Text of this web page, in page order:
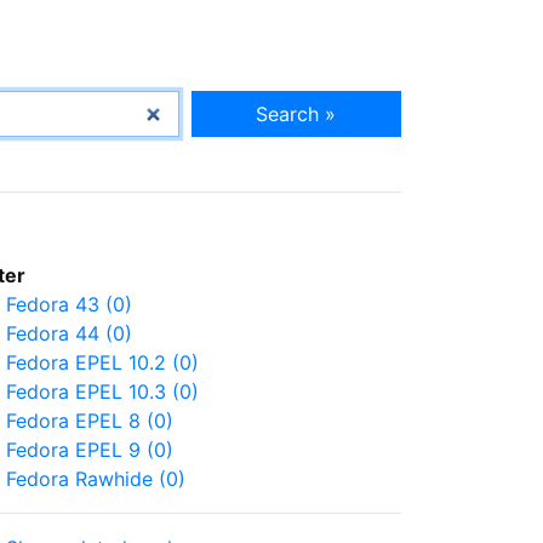
Search »
Fedora 43 (0)
Fedora 44 (0)
Fedora EPEL 10.2 (0)
Fedora EPEL 10.3 (0)
Fedora EPEL 8 (0)
Fedora EPEL 9 (0)
Fedora Rawhide (0)